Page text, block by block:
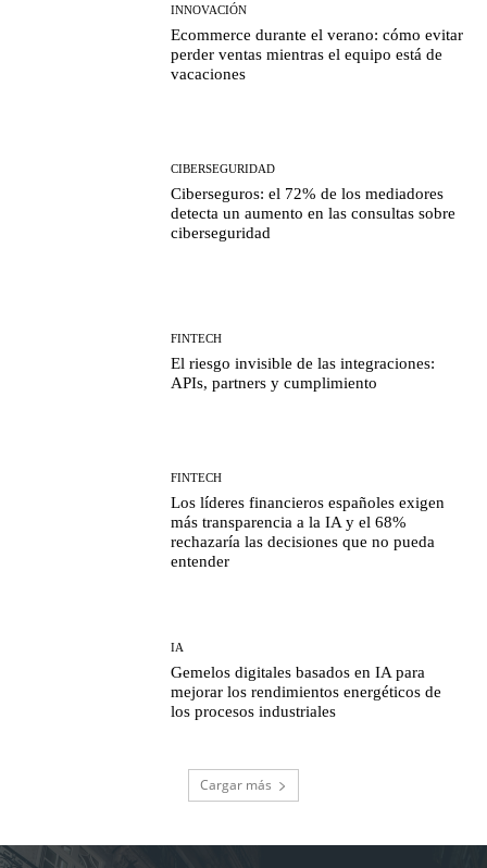
INNOVACIÓN
Ecommerce durante el verano: cómo evitar
perder ventas mientras el equipo está de
vacaciones
CIBERSEGURIDAD
Ciberseguros: el 72% de los mediadores
detecta un aumento en las consultas sobre
ciberseguridad
FINTECH
El riesgo invisible de las integraciones:
APIs, partners y cumplimiento
FINTECH
Los líderes financieros españoles exigen
más transparencia a la IA y el 68%
rechazaría las decisiones que no pueda
entender
IA
Gemelos digitales basados en IA para
mejorar los rendimientos energéticos de
los procesos industriales
Cargar más